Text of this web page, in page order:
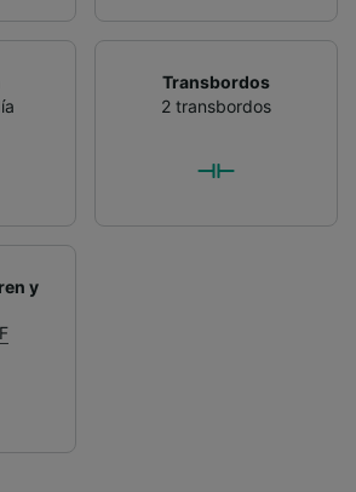
Transbordos
2 transbordos
y